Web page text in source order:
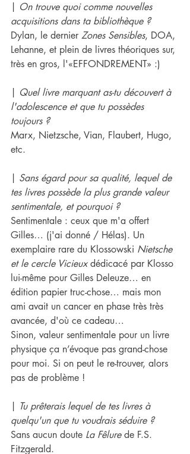
On trouve quoi comme nouvelles
acquisitions dans ta bibliothèque ?
Dylan, le dernier Zones Sensibles, DOA,
Lehanne, et plein de livres théoriques sur,
très en gros, l'«EFFONDREMENT» :)
Quel livre marquant as-tu découvert à
l'adolescence et que tu possèdes
toujours ?
Marx, Nietzsche, Vian, Flaubert, Hugo,
etc.
Sans égard pour sa qualité, lequel de
tes livres possède la plus grande valeur
sentimentale, et pourquoi ?
Sentimentale : ceux que m'a offert
Gilles… (j'ai donné / Hélas). Un
exemplaire rare du Klossowski Nietsche
et le cercle Vicieux dédicacé par Klosso
lui-même pour Gilles Deleuze… en
édition papier truc-chose… mais mon
ami avait un cancer en phase très très
avancée, d'où ce cadeau…
Sinon, valeur sentimentale pour un livre
physique ça n’évoque pas grand-chose
pour moi. Si on peut le re-trouver, alors
pas de problème !
Tu prêterais lequel de tes livres à
quelqu'un que tu voudrais séduire ?
Sans aucun doute La Fêlure de F.S.
Fitzgerald.